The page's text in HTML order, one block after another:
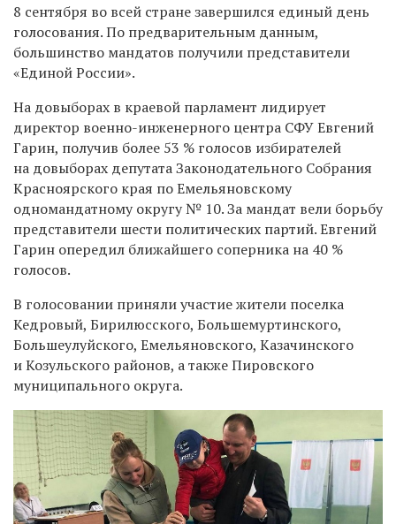
8 сентября во всей стране завершился единый день
голосования. По предварительным данным,
большинство мандатов получили представители
«Единой России».
На довыборах в краевой парламент лидирует
директор военно-инженерного центра СФУ Евгений
Гарин, получив более 53 % голосов избирателей
на довыборах депутата Законодательного Собрания
Красноярского края по Емельяновскому
одномандатному округу № 10. За мандат вели борьбу
представители шести политических партий. Евгений
Гарин опередил ближайшего соперника на 40 %
голосов.
В голосовании приняли участие жители поселка
Кедровый, Бирилюсского, Большемуртинского,
Большеулуйского, Емельяновского, Казачинского
и Козульского районов, а также Пировского
муниципального округа.